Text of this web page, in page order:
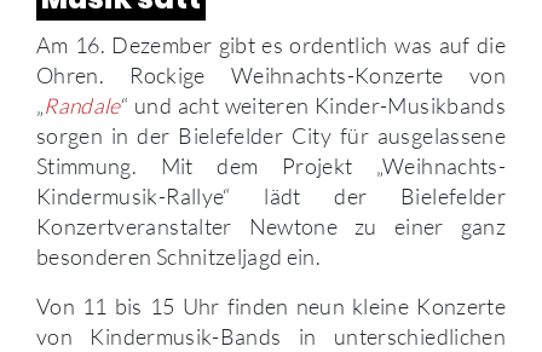
Am 16. Dezember gibt es ordentlich was auf die
Ohren. Rockige Weihnachts-Konzerte von
„Randale“ und acht weiteren Kinder-Musikbands
sorgen in der Bielefelder City für ausgelassene
Stimmung. Mit dem Projekt „Weihnachts-
Kindermusik-Rallye“ lädt der Bielefelder
Konzertveranstalter Newtone zu einer ganz
besonderen Schnitzeljagd ein.
Von 11 bis 15 Uhr finden neun kleine Konzerte
von Kindermusik-Bands in unterschiedlichen